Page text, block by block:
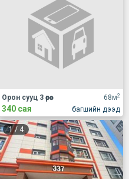
68м2
багшийн дээд
Орон сууц 3 өрөө
340 сая
1/ 4